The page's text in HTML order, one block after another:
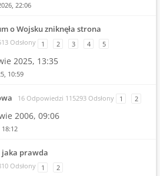
22:06
o Wojsku zniknęła strona
Odsłony 1 2 3 4 5
2025, 13:35
10:59
16 Odpowiedzi 115293 Odsłony 1 2
2006, 09:06
jaka prawda
Odsłony 1 2